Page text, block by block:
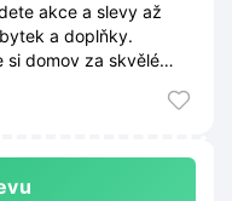
akce a slevy až
a doplňky.
si domov za skvělé